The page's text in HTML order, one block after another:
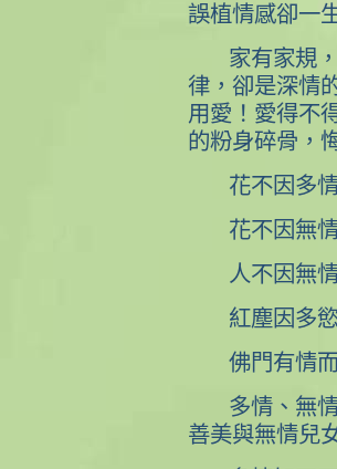
誤植情感卻一
家有家規
律，卻是深情
用愛！愛得不
的粉身碎骨，
花不因多
花不因無
人不因無
紅塵因多
佛門有情
多情、無
善美與無情兒